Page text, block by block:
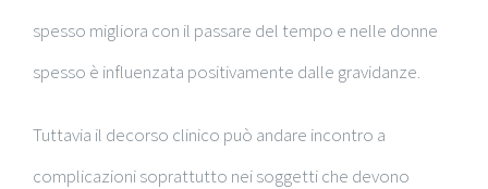
spesso migliora con il passare del tempo e nelle donne
spesso è influenzata positivamente dalle gravidanze.
Tuttavia il decorso clinico può andare incontro a
complicazioni soprattutto nei soggetti che devono